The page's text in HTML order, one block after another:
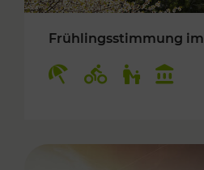
Frühlingsstimmung